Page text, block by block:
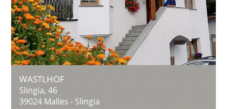
WASTLHOF
Slingia, 46
39024 Malles - Slingia